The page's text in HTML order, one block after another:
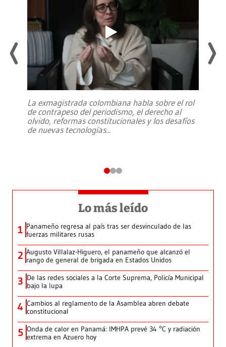
La exmagistrada colombiana habla sobre el rol
de contrapeso del periodismo, el derecho al
olvido, reformas constitucionales y los desafíos
de nuevas tecnologías...
Lo más leído
1 Panameño regresa al país tras ser desvinculado de las
fuerzas militares rusas
2 Augusto Villalaz-Higuero, el panameño que alcanzó el
rango de general de brigada en Estados Unidos
3 De las redes sociales a la Corte Suprema, Policía Municipal
bajo la lupa
4 Cambios al reglamento de la Asamblea abren debate
constitucional
5 Onda de calor en Panamá: IMHPA prevé 34 °C y radiación
extrema en Azuero hoy